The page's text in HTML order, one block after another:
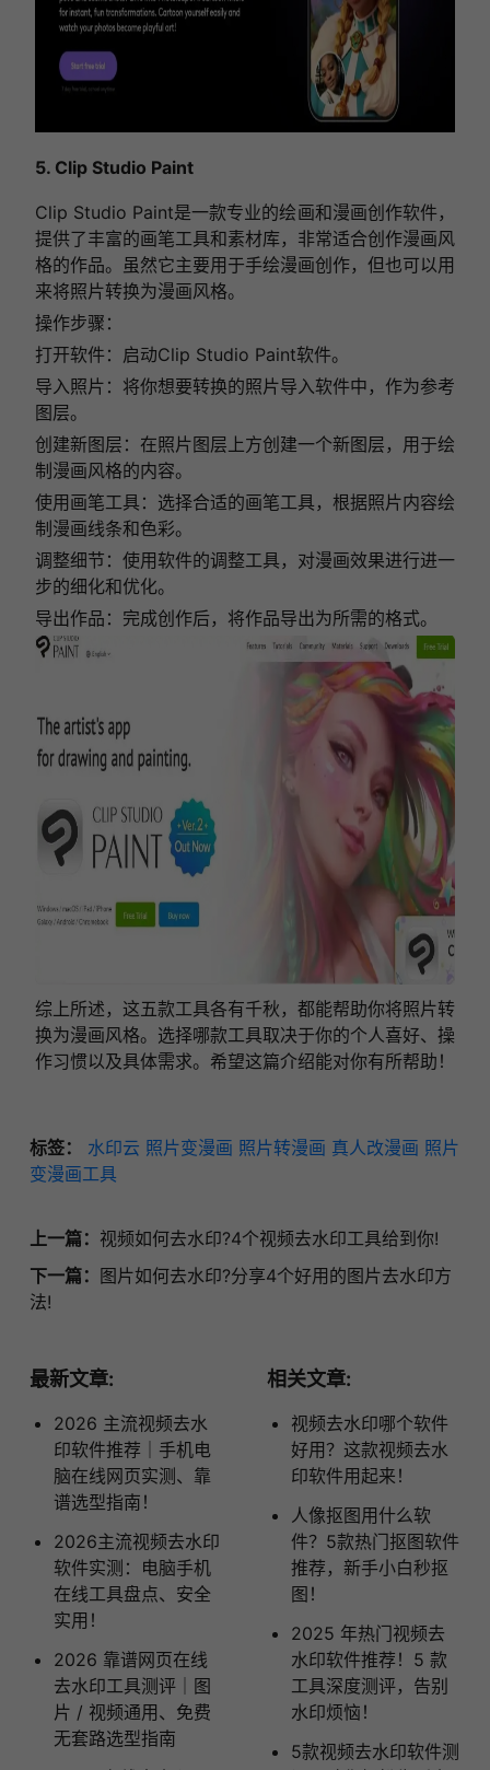
5. Clip Studio Paint
Clip Studio Paint是一款专业的绘画和漫画创作软件，
提供了丰富的画笔工具和素材库，非常适合创作漫画风
格的作品。虽然它主要用于手绘漫画创作，但也可以用
来将照片转换为漫画风格。
操作步骤：
打开软件：启动Clip Studio Paint软件。
导入照片：将你想要转换的照片导入软件中，作为参考
图层。
创建新图层：在照片图层上方创建一个新图层，用于绘
制漫画风格的内容。
使用画笔工具：选择合适的画笔工具，根据照片内容绘
制漫画线条和色彩。
调整细节：使用软件的调整工具，对漫画效果进行进一
步的细化和优化。
导出作品：完成创作后，将作品导出为所需的格式。
综上所述，这五款工具各有千秋，都能帮助你将照片转
换为漫画风格。选择哪款工具取决于你的个人喜好、操
作习惯以及具体需求。希望这篇介绍能对你有所帮助！
标签： 水印云 照片变漫画 照片转漫画 真人改漫画 照片
变漫画工具
上一篇： 视频如何去水印?4个视频去水印工具给到你!
下一篇： 图片如何去水印?分享4个好用的图片去水印方
法!
最新文章:
2026 主流视频去水
印软件推荐｜手机电
脑在线网页实测、靠
谱选型指南！
2026主流视频去水印
软件实测：电脑手机
在线工具盘点、安全
实用！
2026 靠谱网页在线
去水印工具测评｜图
片 / 视频通用、免费
无套路选型指南
相关文章:
视频去水印哪个软件
好用？这款视频去水
印软件用起来！
人像抠图用什么软
件？5款热门抠图软件
推荐，新手小白秒抠
图！
2025 年热门视频去
水印软件推荐！5 款
工具深度测评，告别
水印烦恼！
5款视频去水印软件测